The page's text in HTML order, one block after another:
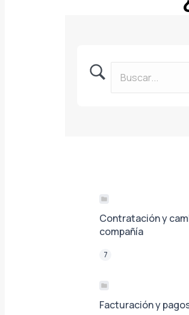
Contratación y
compañía
7
Facturación y